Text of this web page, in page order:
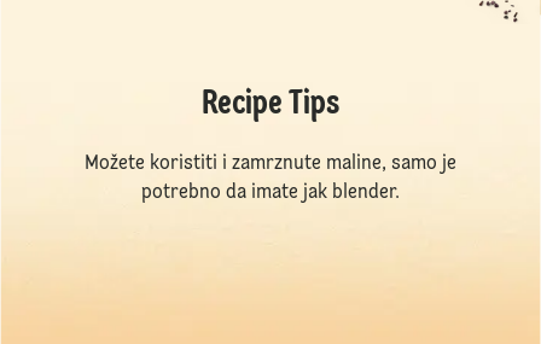
Recipe Tips
Možete koristiti i zamrznute maline, samo je
potrebno da imate jak blender.